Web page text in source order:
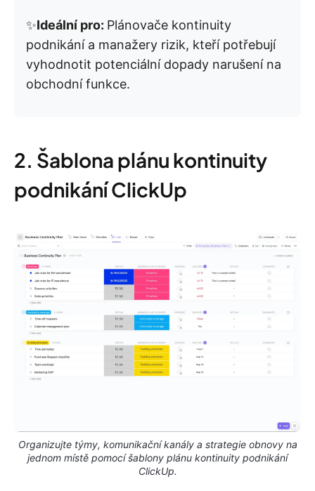
✨Ideální pro: Plánovače kontinuity
podnikání a manažery rizik, kteří potřebují
vyhodnotit potenciální dopady narušení na
obchodní funkce.
2. Šablona plánu kontinuity
podnikání ClickUp
Organizujte týmy, komunikační kanály a strategie obnovy na
jednom místě pomocí šablony plánu kontinuity podnikání
ClickUp.